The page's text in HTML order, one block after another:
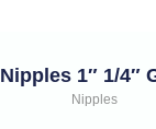
Nipples 1″ 1/4″
Nipples